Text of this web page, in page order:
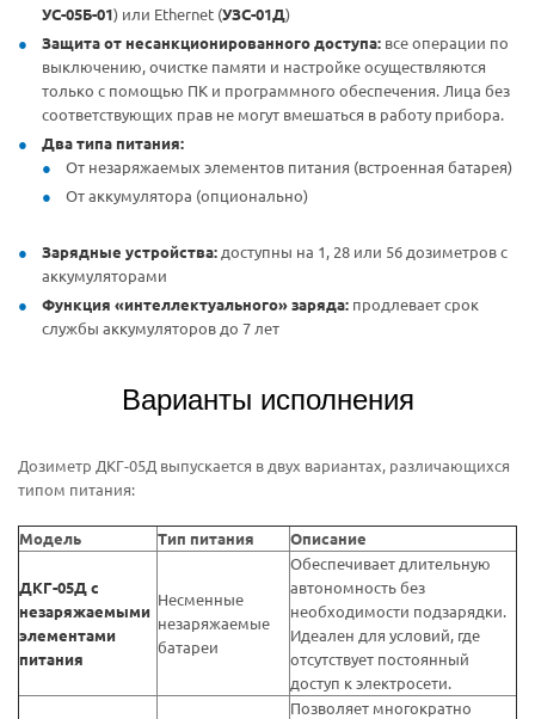
УС-05Б-01) или Ethernet (УЗС-01Д)
Защита от несанкционированного доступа: все операции по
выключению, очистке памяти и настройке осуществляются
только с помощью ПК и программного обеспечения. Лица без
соответствующих прав не могут вмешаться в работу прибора.
Два типа питания:
От незаряжаемых элементов питания (встроенная батарея)
От аккумулятора (опционально)
Зарядные устройства: доступны на 1, 28 или 56 дозиметров с
аккумуляторами
Функция «интеллектуального» заряда: продлевает срок
службы аккумуляторов до 7 лет
Варианты исполнения
Дозиметр ДКГ-05Д выпускается в двух вариантах, различающихся
типом питания:
Модель Тип питания Описание
ДКГ-05Д с
незаряжаемыми
элементами
питания
Несменные
незаряжаемые
батареи
Обеспечивает длительную
автономность без
необходимости подзарядки.
Идеален для условий, где
отсутствует постоянный
доступ к электросети.
Позволяет многократно